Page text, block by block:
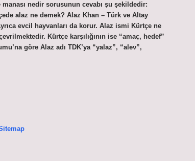
nedir sorusunun cevabı şu şekildedir:
alaz ne demek? Alaz Khan – Türk ve Altay
evcil hayvanları da korur. Alaz ismi Kürtçe ne
Kürtçe karşılığının ise “amaç, hedef”
göre Alaz adı TDK’ya “yalaz”, “alev”,